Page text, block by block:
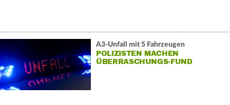
A3-Unfall mit 5 Fahrzeugen
POLIZISTEN MACHEN
ÜBERRASCHUNGS-FUND